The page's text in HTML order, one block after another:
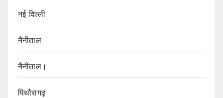
नई दिल्ली
नैनीताल
नैनीताल।
पिथौरागढ़